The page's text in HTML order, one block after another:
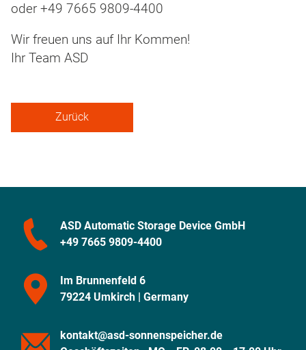
oder +49 7665 9809-4400
Wir freuen uns auf Ihr Kommen!
Ihr Team ASD
Zurück
ASD Automatic Storage Device GmbH
+49 7665 9809-4400
Im Brunnenfeld 6
79224 Umkirch | Germany
kontakt@asd-sonnenspeicher.de